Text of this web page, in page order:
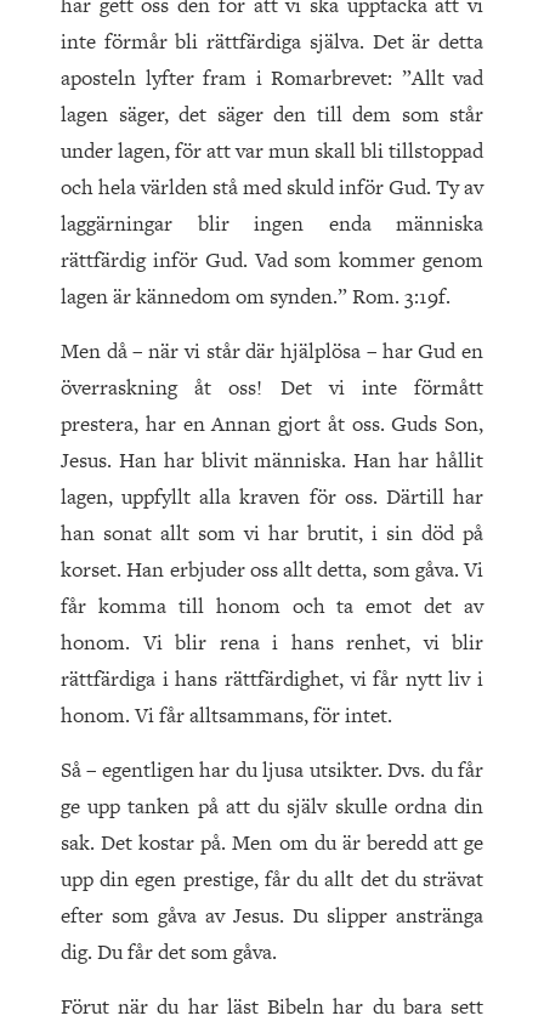
inte förmår bli rättfärdiga själva. Det är detta
aposteln lyfter fram i Romarbrevet: ”Allt vad
lagen säger, det säger den till dem som står
under lagen, för att var mun skall bli tillstoppad
och hela världen stå med skuld inför Gud. Ty av
laggärningar blir ingen enda människa
rättfärdig inför Gud. Vad som kommer genom
lagen är kännedom om synden.” Rom. 3:19f.
Men då – när vi står där hjälplösa – har Gud en
överraskning åt oss! Det vi inte förmått
prestera, har en Annan gjort åt oss. Guds Son,
Jesus. Han har blivit människa. Han har hållit
lagen, uppfyllt alla kraven för oss. Därtill har
han sonat allt som vi har brutit, i sin död på
korset. Han erbjuder oss allt detta, som gåva. Vi
får komma till honom och ta emot det av
honom. Vi blir rena i hans renhet, vi blir
rättfärdiga i hans rättfärdighet, vi får nytt liv i
honom. Vi får alltsammans, för intet.
Så – egentligen har du ljusa utsikter. Dvs. du får
ge upp tanken på att du själv skulle ordna din
sak. Det kostar på. Men om du är beredd att ge
upp din egen prestige, får du allt det du strävat
efter som gåva av Jesus. Du slipper anstränga
dig. Du får det som gåva.
Förut när du har läst Bibeln har du bara sett